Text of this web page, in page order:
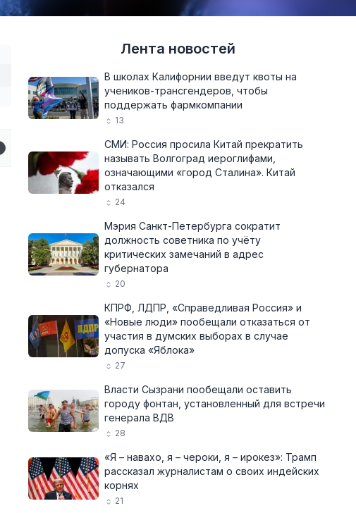
Лента новостей
В школах Калифорнии введут квоты на
учеников-трансгендеров, чтобы
поддержать фармкомпании
13
СМИ: Россия просила Китай прекратить
называть Волгоград иероглифами,
означающими «город Сталина». Китай
отказался
24
Мэрия Санкт-Петербурга сократит
должность советника по учёту
критических замечаний в адрес
губернатора
20
КПРФ, ЛДПР, «Справедливая Россия» и
«Новые люди» пообещали отказаться от
участия в думских выборах в случае
допуска «Яблока»
27
Власти Сызрани пообещали оставить
городу фонтан, установленный для встречи
генерала ВДВ
28
«Я – навахо, я – чероки, я – ирокез»: Трамп
рассказал журналистам о своих индейских
корнях
21